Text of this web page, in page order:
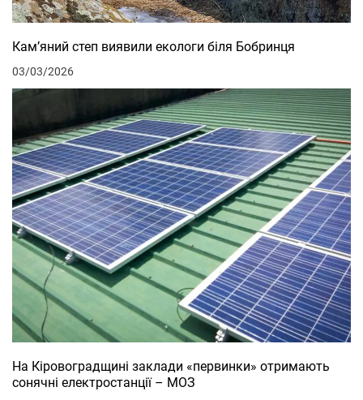
Кам’яний степ виявили екологи біля Бобринця
03/03/2026
На Кіровоградщині заклади «первинки» отримають
сонячні електростанції – МОЗ